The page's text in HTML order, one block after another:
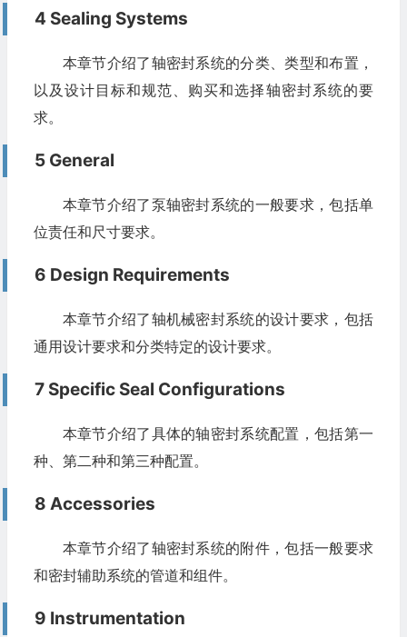
4 Sealing Systems
本章节介绍了轴密封系统的分类、类型和布置，
以及设计目标和规范、购买和选择轴密封系统的要
求。
5 General
本章节介绍了泵轴密封系统的一般要求，包括单
位责任和尺寸要求。
6 Design Requirements
本章节介绍了轴机械密封系统的设计要求，包括
通用设计要求和分类特定的设计要求。
7 Specific Seal Configurations
本章节介绍了具体的轴密封系统配置，包括第一
种、第二种和第三种配置。
8 Accessories
本章节介绍了轴密封系统的附件，包括一般要求
和密封辅助系统的管道和组件。
9 Instrumentation